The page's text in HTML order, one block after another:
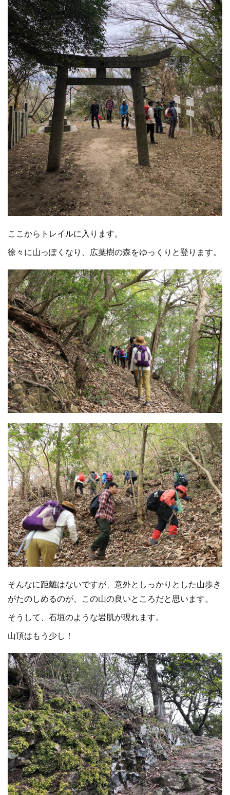
ここからトレイルに入ります。
徐々に山っぽくなり、広葉樹の森をゆっくりと登ります。
そんなに距離はないですが、意外としっかりとした山歩き
がたのしめるのが、この山の良いところだと思います。
そうして、石垣のような岩肌が現れます。
山頂はもう少し！